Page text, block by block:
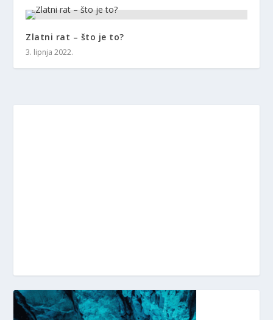
Zlatni rat – što je to?
3. lipnja 2022.